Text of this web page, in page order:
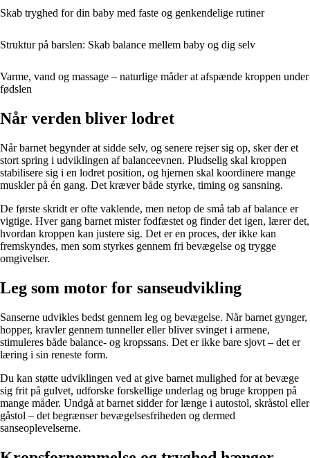
Skab tryghed for din baby med faste og genkendelige rutiner
Struktur på barslen: Skab balance mellem baby og dig selv
Varme, vand og massage – naturlige måder at afspænde kroppen under
fødslen
Når verden bliver lodret
Når barnet begynder at sidde selv, og senere rejser sig op, sker der et
stort spring i udviklingen af balanceevnen. Pludselig skal kroppen
stabilisere sig i en lodret position, og hjernen skal koordinere mange
muskler på én gang. Det kræver både styrke, timing og sansning.
De første skridt er ofte vaklende, men netop de små tab af balance er
vigtige. Hver gang barnet mister fodfæstet og finder det igen, lærer det,
hvordan kroppen kan justere sig. Det er en proces, der ikke kan
fremskyndes, men som styrkes gennem fri bevægelse og trygge
omgivelser.
Leg som motor for sanseudvikling
Sanserne udvikles bedst gennem leg og bevægelse. Når barnet gynger,
hopper, kravler gennem tunneller eller bliver svinget i armene,
stimuleres både balance- og kropssans. Det er ikke bare sjovt – det er
læring i sin reneste form.
Du kan støtte udviklingen ved at give barnet mulighed for at bevæge
sig frit på gulvet, udforske forskellige underlag og bruge kroppen på
mange måder. Undgå at barnet sidder for længe i autostol, skråstol eller
gåstol – det begrænser bevægelsesfriheden og dermed
sanseoplevelserne.